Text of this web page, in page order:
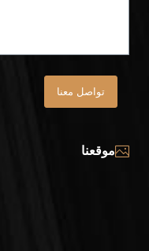
تواصل معنا
موقعنا